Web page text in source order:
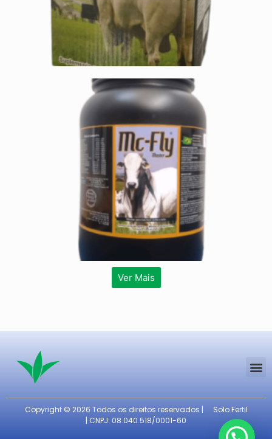
Ver Mais
Copyright © 2026 Todos os direitos reservados |
Solo Fertil
| CNPJ: 08.040.518/0001-60